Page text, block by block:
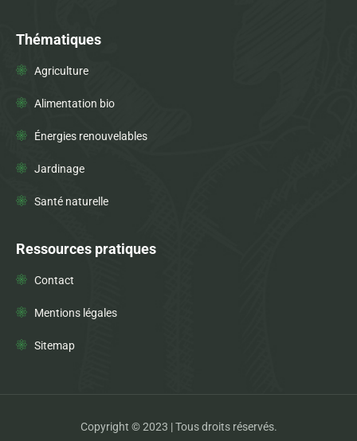
Thématiques
Agriculture
Alimentation bio
Énergies renouvelables
Jardinage
Santé naturelle
Ressources pratiques
Contact
Mentions légales
Sitemap
Copyright © 2023 | Tous droits réservés.